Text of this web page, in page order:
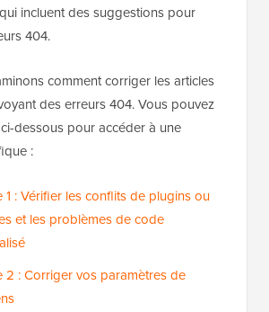
incluent des suggestions pour
404.
comment corriger les articles
des erreurs 404. Vous pouvez
dessous pour accéder à une
:
1 : Vérifier les conflits de plugins ou
et les problèmes de code
2 : Corriger vos paramètres de